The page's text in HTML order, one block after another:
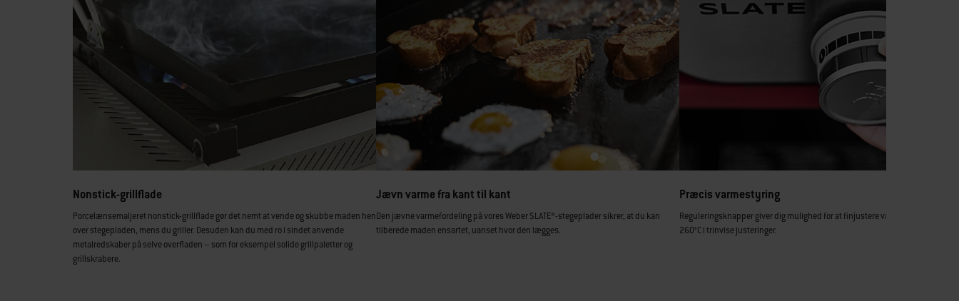
Nonstick-grillflade
Porcelænsemaljeret nonstick-grillflade gør det nemt at vende og skubbe maden hen
over stegepladen, mens du griller. Desuden kan du med ro i sindet anvende
metalredskaber på selve overfladen – som for eksempel solide grillpaletter og
grillskrabere.
Jævn varme fra kant til kant
Den jævne varmefordeling på vores Weber SLATE®-stegeplader sikrer, at du kan
tilberede maden ensartet, uanset hvor den lægges.
Præcis varmestyring
Reguleringsknapper giver dig mulighed for at finjustere varmeniveauerne op
260°C i trinvise justeringer.